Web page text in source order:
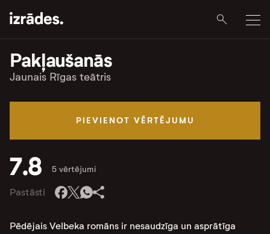
Pakļaušanās
Jaunais Rīgas teātris
PIEVIENOT VĒRTĒJUMU
7.8 5 vērtējumi
Pastāsti
Pēdējais Velbeka romāns ir nesaudzīga un asprātīga